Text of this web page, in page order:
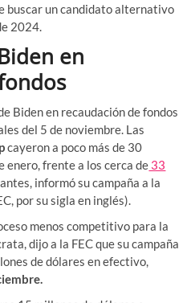
buscar un candidato alternativo
2024.
en
Biden en recaudación de fondos
del 5 de noviembre. Las
cayeron a poco más de 30
enero, frente a los cerca de 33
antes, informó su campaña a la
por su sigla en inglés).
menos competitivo para la
dijo a la FEC que su campaña
de dólares en efectivo,